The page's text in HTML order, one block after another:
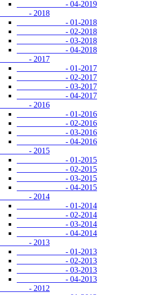
- 04-2019
- 2018
- 01-2018
- 02-2018
- 03-2018
- 04-2018
- 2017
- 01-2017
- 02-2017
- 03-2017
- 04-2017
- 2016
- 01-2016
- 02-2016
- 03-2016
- 04-2016
- 2015
- 01-2015
- 02-2015
- 03-2015
- 04-2015
- 2014
- 01-2014
- 02-2014
- 03-2014
- 04-2014
- 2013
- 01-2013
- 02-2013
- 03-2013
- 04-2013
- 2012